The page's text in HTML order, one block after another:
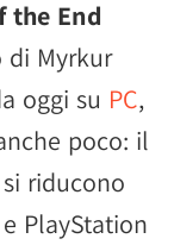
the End
Myrkur
oggi su PC,
poco: il
riducono
PlayStation